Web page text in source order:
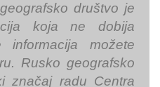
društvo je
koja ne dobija
informacija možete
Rusko geografsko
značaj radu Centra